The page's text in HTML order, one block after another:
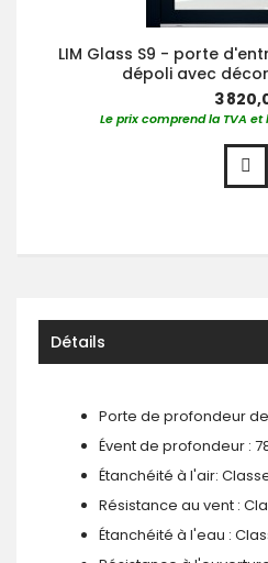
LIM Glass S9 - porte
dépoli avec
3
Le prix comprend la TVA
Détails